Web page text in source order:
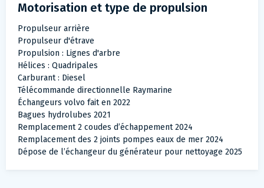
Motorisation et type de propulsion
Propulseur arrière
Propulseur d'étrave
Propulsion : Lignes d'arbre
Hélices : Quadripales
Carburant : Diesel
Télécommande directionnelle Raymarine
Échangeurs volvo fait en 2022
Bagues hydrolubes 2021
Remplacement 2 coudes d’échappement 2024
Remplacement des 2 joints pompes eaux de mer 2024
Dépose de l’échangeur du générateur pour nettoyage 2025